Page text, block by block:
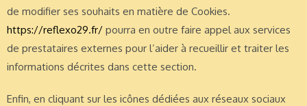
de modifier ses souhaits en matière de Cookies.
https://reflexo29.fr/ pourra en outre faire appel aux services
de prestataires externes pour l’aider à recueillir et traiter les
informations décrites dans cette section.
Enfin, en cliquant sur les icônes dédiées aux réseaux sociaux